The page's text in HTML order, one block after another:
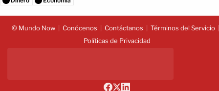
© Mundo Now Conócenos Contáctanos
Términos del Servicio
Políticas de Privacidad